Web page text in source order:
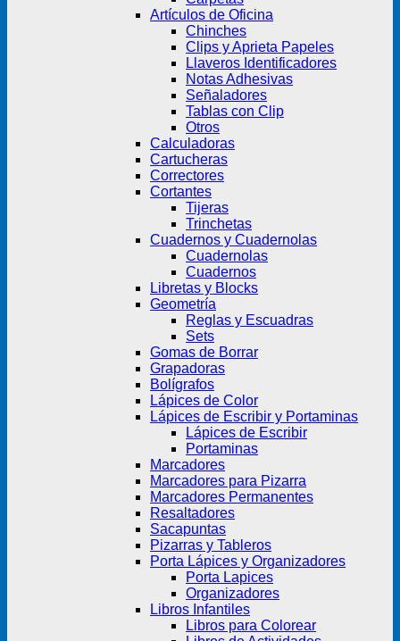
Artículos de Oficina
Chinches
Clips y Aprieta Papeles
Llaveros Identificadores
Notas Adhesivas
Señaladores
Tablas con Clip
Otros
Calculadoras
Cartucheras
Correctores
Cortantes
Tijeras
Trinchetas
Cuadernos y Cuadernolas
Cuadernolas
Cuadernos
Libretas y Blocks
Geometría
Reglas y Escuadras
Sets
Gomas de Borrar
Grapadoras
Bolígrafos
Lápices de Color
Lápices de Escribir y Portaminas
Lápices de Escribir
Portaminas
Marcadores
Marcadores para Pizarra
Marcadores Permanentes
Resaltadores
Sacapuntas
Pizarras y Tableros
Porta Lápices y Organizadores
Porta Lapices
Organizadores
Libros Infantiles
Libros para Colorear